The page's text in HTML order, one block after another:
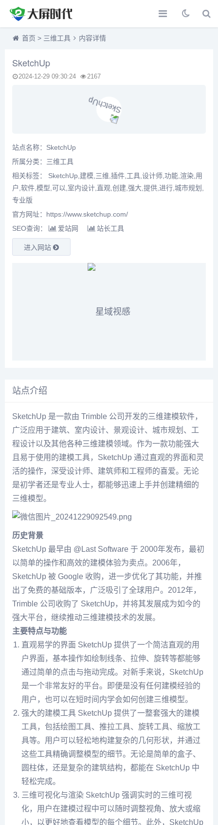
首页 > 三维工具 内容详情
SketchUp
2024-12-29 09:30:24 2167
站点名称：SketchUp
所属分类： 三维工具
相关标签： SketchUp,建模,三维,插件,工具,设计师,功能,渲染,用
户,软件,模型,可以,室内设计,直观,创建,强大,提供,进行,城市规划,
专业版
官方网址：https://www.sketchup.com/
SEO查询：
爱站网 站长工具
进入网站
站点介绍
SketchUp 是一款由 Trimble 公司开发的三维建模软件，
广泛应用于建筑、室内设计、景观设计、城市规划、工
程设计以及其他各种三维建模领域。作为一款功能强大
且易于使用的建模工具，SketchUp 通过直观的界面和灵
活的操作，深受设计师、建筑师和工程师的喜爱。无论
是初学者还是专业人士，都能够迅速上手并创建精细的
三维模型。
历史背景
SketchUp 最早由 @Last Software 于 2000年发布，最初
以简单的操作和高效的建模体验为卖点。2006年，
SketchUp 被 Google 收购，进一步优化了其功能，并推
出了免费的基础版本，广泛吸引了全球用户。2012年，
Trimble 公司收购了 SketchUp，并将其发展成为如今的
强大平台，继续推动三维建模技术的发展。
主要特点与功能
直观易学的界面 SketchUp 提供了一个简洁直观的用
户界面，基本操作如绘制线条、拉伸、旋转等都能够
通过简单的点击与拖动完成。对新手来说，SketchUp
是一个非常友好的平台。即便是没有任何建模经验的
用户，也可以在短时间内学会如何创建三维模型。
强大的建模工具 SketchUp 提供了一整套强大的建模
工具，包括绘图工具、推拉工具、旋转工具、缩放工
具等。用户可以轻松地构建复杂的几何形状，并通过
这些工具精确调整模型的细节。无论是简单的盒子、
圆柱体，还是复杂的建筑结构，都能在 SketchUp 中
轻松完成。
三维可视化与渲染 SketchUp 强调实时的三维可视
化，用户在建模过程中可以随时调整视角、放大或缩
小，以更好地查看模型的每个细节。此外，SketchUp